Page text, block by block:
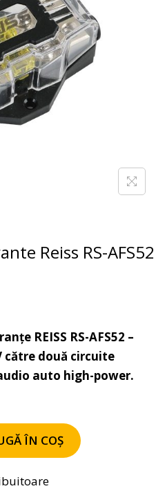
Reiss RS-AFS52
REISS RS-AFS52 –
către două circuite
auto high-power.
ÎN COȘ